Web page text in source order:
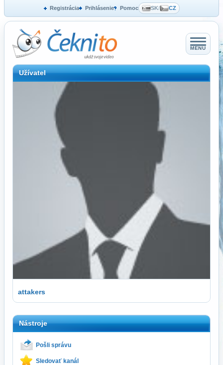
Registrácia Prihlásenie Pomoc SK/ CZ
MENU
Užívatel
attakers
Nástroje
Pošli správu
Sledovať kanál